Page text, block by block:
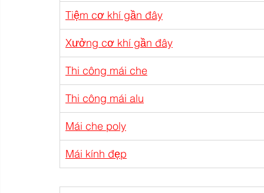
Tiệm cơ khí gần đây
Xưởng cơ khí gần đây
Thi công mái che
Thi công mái alu
Mái che poly
Mái kính đẹp